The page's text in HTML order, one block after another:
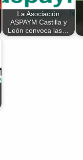
La Asociación
ASPAYM Castilla y
León convoca las…